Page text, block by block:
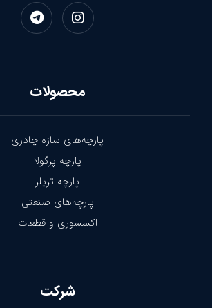
محصولات
پارچه‌های سازه چادری
پارچه پرگولا
پارچه تریلر
پارچه‌های صنعتی
اکسسوری و قطعات
شرکت